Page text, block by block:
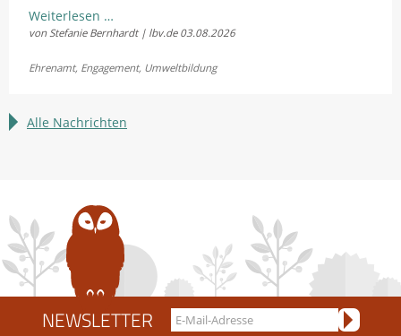
Weiterlesen …
schützen
Erfahrungen
LBV
von Stefanie Bernhardt | lbv.de 03.08.2026
Ehrenamt, Engagement, Umweltbildung
Alle Nachrichten
NEWSLETTER